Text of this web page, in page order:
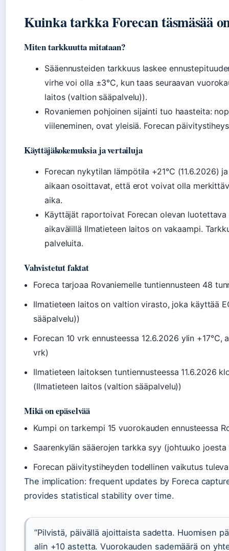
Kuinka tarkka Forecan täsmäsää
Miten tarkkuutta mitataan?
Sääennusteiden tarkkuus laskee
virhe voi olla ±3°C, kun taas seuraavan
laitos (valtion sääpalvelu)).
Rovaniemen pohjoinen sijainti tuo haasteita:
viileneminen, ovat yleisiä. Forecan
Käyttäjäkokemuksia ja vertailuja
Forecan nykytilan lämpötila +21°C (11.6.2026)
aikaan osoittavat, että erot voivat olla
aika.
Käyttäjät raportoivat Forecan olevan
aikavälillä Ilmatieteen laitos on vakaampi.
palveluita.
Vahvistetut faktat
Foreca tarjoaa Rovaniemelle tuntiennusteen 48
Ilmatieteen laitos on valtion virasto, joka käyttää
sääpalvelu))
Forecan 10 vrk ennusteessa 12.6.2026 ylin
vrk)
Ilmatieteen laitoksen tuntiennusteessa 11.6.2026
(Ilmatieteen laitos (valtion sääpalvelu))
Mikä on epäselvää
Kumpi on tarkempi 15 vuorokauden ennusteessa
Saarenkylän sääerojen tarkka syy (johtuuko joesta
Forecan päivitystiheyden todellinen vaikutus
The implication: frequent updates by Foreca
provides statistical stability over time.
”Pilvistä, päivällä ajoittaista sadetta. Huomisen
alin +10 astetta. Vuorokauden sademäärä on